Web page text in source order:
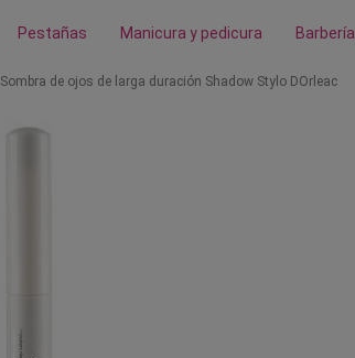
Pestañas Manicura y pedicura Barbería
Sombra de ojos de larga duración Shadow Stylo DOrleac